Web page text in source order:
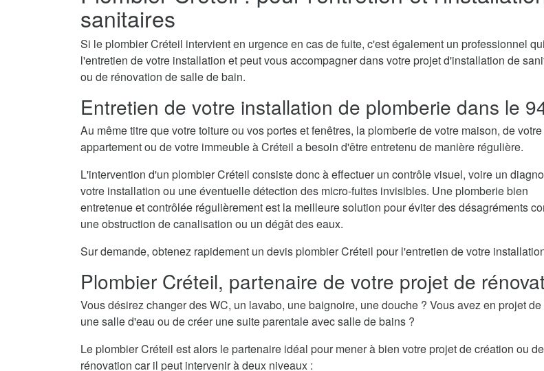
sanitaires
Si le plombier Créteil intervient en urgence en cas de fuite, c'est également un professionnel
l'entretien de votre installation et peut vous accompagner dans votre projet d'installation de
ou de rénovation de salle de bain.
Entretien de votre installation de plomberie dans le
Au même titre que votre toiture ou vos portes et fenêtres, la plomberie de votre maison, de votre
appartement ou de votre immeuble à Créteil a besoin d'être entretenu de manière régulière.
L'intervention d'un plombier Créteil consiste donc à effectuer un contrôle visuel, voire un
votre installation ou une éventuelle détection des micro-fuites invisibles. Une plomberie bien
entretenue et contrôlée régulièrement est la meilleure solution pour éviter des désagréments
une obstruction de canalisation ou un dégât des eaux.
Sur demande, obtenez rapidement un devis plombier Créteil pour l'entretien de votre
Plombier Créteil, partenaire de votre projet de
Vous désirez changer des WC, un lavabo, une baignoire, une douche ? Vous avez en projet
une salle d'eau ou de créer une suite parentale avec salle de bains ?
Le plombier Créteil est alors le partenaire idéal pour mener à bien votre projet de création ou de
rénovation car il peut intervenir à deux niveaux :